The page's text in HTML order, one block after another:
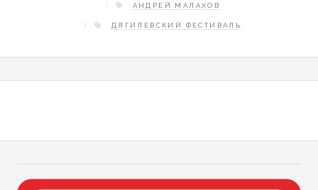
АНДРЕЙ МАЛАХОВ
ДЯГИЛЕВСКИЙ ФЕСТИВАЛЬ